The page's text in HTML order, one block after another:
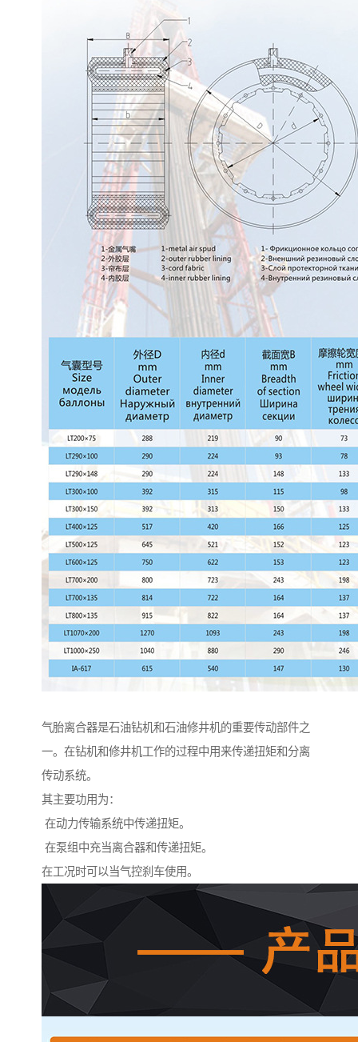
气胎离合器是石油钻机和石油修井机的重要传动部件之
一。在钻机和修井机工作的过程中用来传递扭矩和分离
传动系统。
其主要功用为：
在动力传输系统中传递扭矩。
在泵组中充当离合器和传递扭矩。
在工况时可以当气控刹车使用。